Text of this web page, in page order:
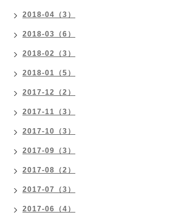
2018-04（3）
2018-03（6）
2018-02（3）
2018-01（5）
2017-12（2）
2017-11（3）
2017-10（3）
2017-09（3）
2017-08（2）
2017-07（3）
2017-06（4）